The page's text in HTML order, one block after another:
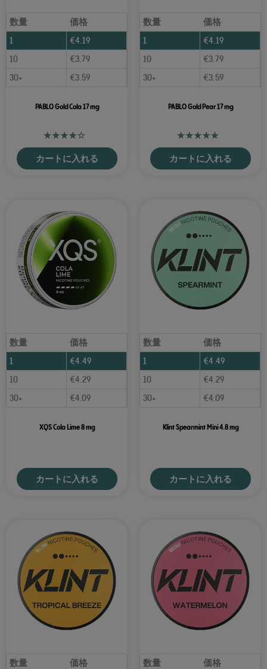
数量
価格
1
€4.19
10
€3.79
30+
€3.59
PABLO Gold Cola 17 mg
カートに入れる
数量
価格
1
€4.19
10
€3.79
30+
€3.59
PABLO Gold Pear 17 mg
カートに入れる
数量
価格
1
€4.49
10
€4.29
30+
€4.09
XQS Cola Lime 8 mg
カートに入れる
数量
価格
1
€4.49
10
€4.29
30+
€4.09
Klint Spearmint Mini 4.8 mg
カートに入れる
数量
価格
数量
価格